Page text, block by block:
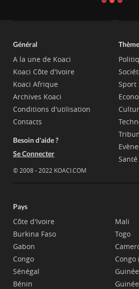
Général
A la une de Koaci
Koaci Côte d'Ivoire
Koaci Afrique
Archives Koaci
Conditions d'utilisation
Contacts
Besoin d'aide ?
Se Connecter
© 2008 - 2022 KOACI.COM
Sport
Santé
Pays
Côte d'Ivoire
Burkina Faso
Gabon
Congo
Sénégal
Bénin
Mali
Togo
Congo
Guinée